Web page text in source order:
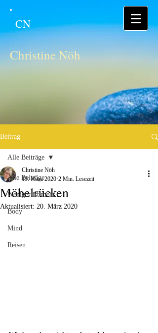
CN
Christine Nöh
Beitrag
Alle Beiträge
Weniger ist mehr
Body
Mind
Reisen
Alle Beiträge
Möbelrücken
Christine Nöh
19. März 2020 2 Min. Lesezeit
Aktualisiert: 20. März 2020